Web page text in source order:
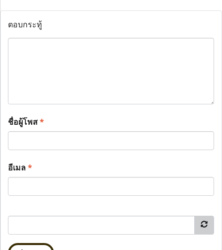
ตอบกระทู้
ชื่อผู้โพส*
อีเมล*